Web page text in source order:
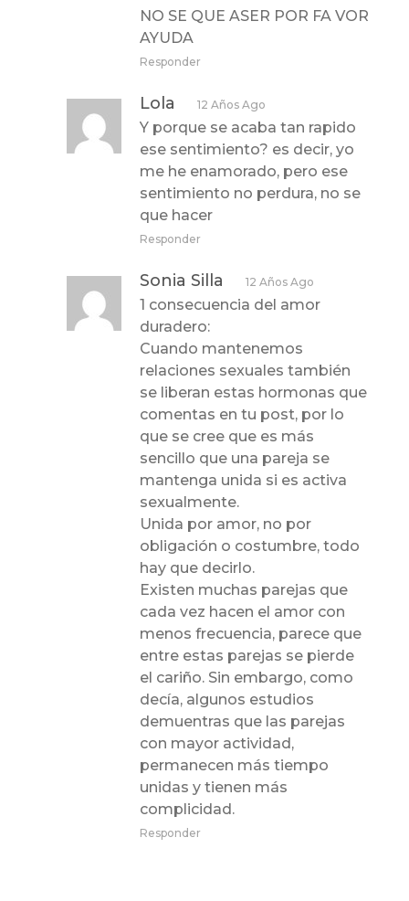
NO SE QUE ASER POR FA VOR
AYUDA
Responder
Lola 12 Años Ago
Y porque se acaba tan rapido
ese sentimiento? es decir, yo
me he enamorado, pero ese
sentimiento no perdura, no se
que hacer
Responder
Sonia Silla 12 Años Ago
1 consecuencia del amor
duradero:
Cuando mantenemos
relaciones sexuales también
se liberan estas hormonas que
comentas en tu post, por lo
que se cree que es más
sencillo que una pareja se
mantenga unida si es activa
sexualmente.
Unida por amor, no por
obligación o costumbre, todo
hay que decirlo.
Existen muchas parejas que
cada vez hacen el amor con
menos frecuencia, parece que
entre estas parejas se pierde
el cariño. Sin embargo, como
decía, algunos estudios
demuentras que las parejas
con mayor actividad,
permanecen más tiempo
unidas y tienen más
complicidad.
Responder